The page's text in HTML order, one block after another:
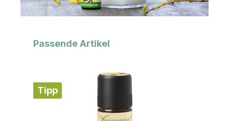
Produktgalerie überspringen
Passende Artikel
Tipp